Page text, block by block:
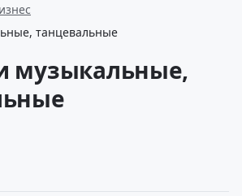
танцевальные
музыкальные,